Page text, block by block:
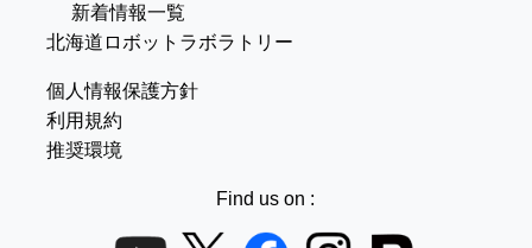
新着情報一覧
北海道ロボットラボラトリー
個人情報保護方針
利用規約
推奨環境
Find us on :